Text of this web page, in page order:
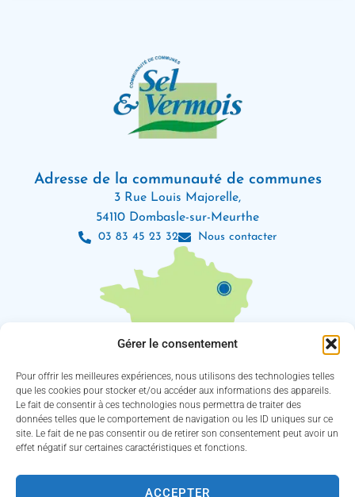
Gérer le consentement
Pour offrir les meilleures expériences, nous utilisons des technologies telles
que les cookies pour stocker et/ou accéder aux informations des appareils.
Le fait de consentir à ces technologies nous permettra de traiter des
données telles que le comportement de navigation ou les ID uniques sur ce
site. Le fait de ne pas consentir ou de retirer son consentement peut avoir un
effet négatif sur certaines caractéristiques et fonctions.
ACCEPTER
Adresse de la communauté de communes
3 Rue Louis Majorelle,
54110 Dombasle-sur-Meurthe
03 83 45 23 32 Nous contacter
Les horaires d’ouverture
Lundi : 8h30 – 12h / 13h30 – 18h
Mardi, jeudi et vendredi : 8h30 – 12h / 13h30 – 16h30
(Service des eaux fermé le jeudi)